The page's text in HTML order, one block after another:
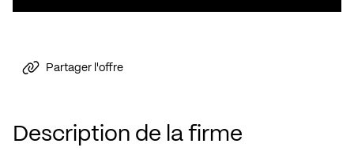
Description de la firme
Partager l'offre